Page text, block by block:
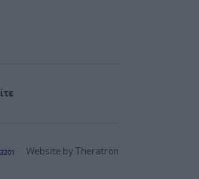
Website by Theratron